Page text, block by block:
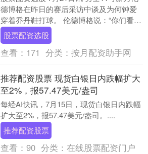
德博格在昨日的赛后采访中谈及为何钟爱
穿着乔丹鞋打球。 伦德博格说：“你们看过
《小鬼魔鞋》这部电影吗？主角卡尔文·坎
布....
股票配资选股
查看： 171 分类： 按月配资助手网
推荐配资股票 现货白银日内跌幅扩大
至2%，报57.47美元/盎司
每经AI快讯，7月15日，现货白银日内跌幅
扩大至2%，报57.47美元/盎司。....
推荐配资股票
查看： 90 分类： 在线股票配资门户